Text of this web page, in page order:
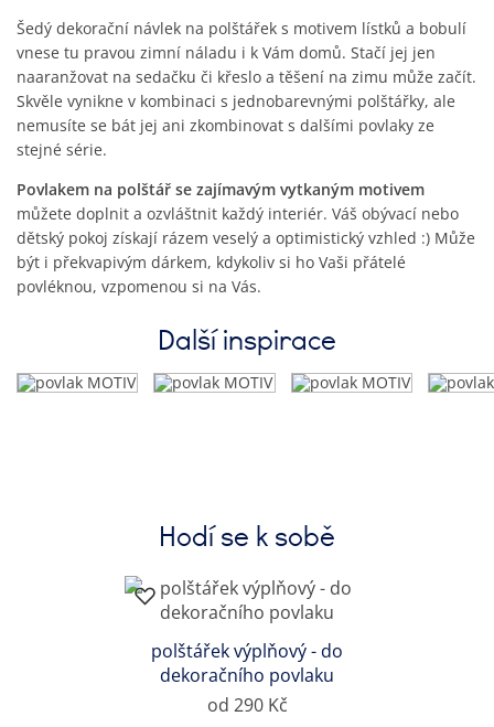
Šedý dekorační návlek na polštářek s motivem lístků a bobulí
vnese tu pravou zimní náladu i k Vám domů. Stačí jej jen
naaranžovat na sedačku či křeslo a těšení na zimu může začít.
Skvěle vynikne v kombinaci s jednobarevnými polštářky, ale
nemusíte se bát jej ani zkombinovat s dalšími povlaky ze
stejné série.
Povlakem na polštář se zajímavým vytkaným motivem
můžete doplnit a ozvláštnit každý interiér. Váš obývací nebo
dětský pokoj získají rázem veselý a optimistický vzhled :) Může
být i překvapivým dárkem, kdykoliv si ho Vaši přátelé
povléknou, vzpomenou si na Vás.
Další inspirace
Hodí se k sobě
polštářek výplňový - do
dekoračního povlaku
od 290 Kč